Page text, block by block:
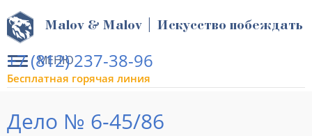
МЕНЮ
Malov & Malov | Искусство побеждать
+7 (812) 237-38-96
Бесплатная горячая линия
Дело № 6-45/86